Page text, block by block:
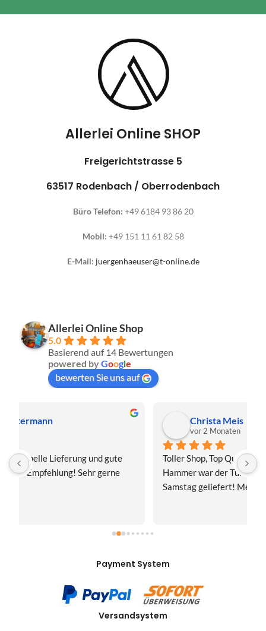
Allerlei Online SHOP
Freigerichtstrasse 5
63517 Rodenbach / Oberrodenbach
Büro Telefon: +49 6184 93 86 20
Mobil: +49 151 11 61 82 58
E-Mail: juergenhaeuser@t-online.de
Allerlei Online Shop
5.0
Basierend auf 14 Bewertungen
powered byGoogle
bewerten Sie uns auf
Toller Shop, Top Qualität. Aber der absolute
Hammer war der Turboversand!!! Freitag bestellt,
Samstag geliefert! Mega, nur zu empfehlen👍
Payment System
Versandsystem